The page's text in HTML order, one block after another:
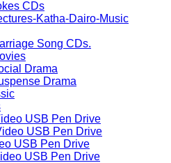
CDs
Katha-Dairo-Music
Song CDs.
Drama
Drama
USB Pen Drive
USB Pen Drive
USB Pen Drive
USB Pen Drive